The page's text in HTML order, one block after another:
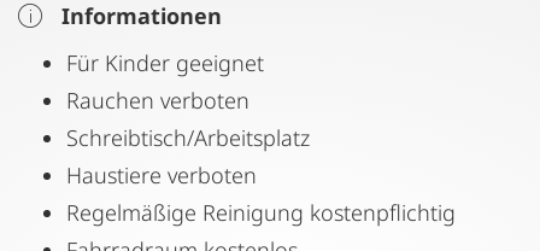
Informationen
Für Kinder geeignet
Rauchen verboten
Schreibtisch/Arbeitsplatz
Haustiere verboten
Regelmäßige Reinigung kostenpflichtig